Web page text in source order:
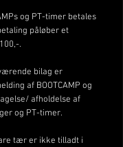
og PT-timer betales
påløber et
.
bilag er
af BOOTCAMP og
afholdelse af
og PT-timer.
tær er ikke tilladt i